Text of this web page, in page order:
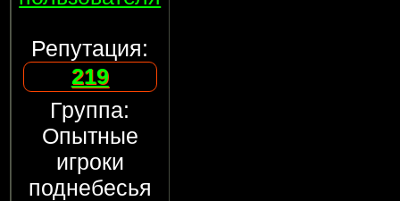
Репутация:
219
Группа:
Опытные
игроки
поднебесья